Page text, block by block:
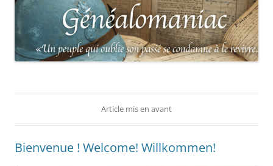
Article mis en avant
Bienvenue ! Welcome! Willkommen!